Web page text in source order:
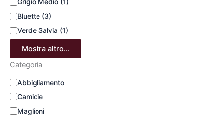
Grigio Medio (1)
Bluette (3)
Verde Salvia (1)
Mostra altro...
Categoria
Abbigliamento
Camicie
Maglioni